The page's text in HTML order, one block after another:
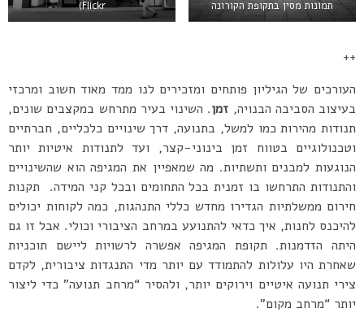
תמונות מסין בתקופת הקורונה
Flickr)
++
העורכים של הגיליון פותחים ומזכירים לנו ממד מאוד חשוב ומרכזי
בעיצוב הסביבה הבנויה, זמן. השינוי בעיר מתרחש במקצבים שונים,
תנודות מהירות כמו למשל, בתנועה, דרך שינויים כלכליים, חברתיים
וטכנולוגיים בטווח זמן בינוני-קצר, ועד לתנודות איטיות יותר
הנוגעות למבנים ותשתיות. מה שמאפיין את המגיפה הוא שהשינויים
והתנודות התרחשו בו זמנית בכל התחומים ובכל קני המידה. תקנות
חירום ממשלתיות הגדירו מחדש כללי התנהגות, כמה לקוחות יכולים
להיכנס לחנות, איך כדאי להתנועע במרחב הציבורי וכולי. אבל זו גם
היתה הזדמנות. תקופת המגיפה אפשרה לרשויות ליישם תוכניות
שאחרת היו עלולות להתמודד עם יותר מדי התנגדות ציבורית, לקדם
צירי תנועה איטיים וירוקים יותר, ולהסיר “מרחב תנועה” כדי ליצור
יותר “מרחב מקום”.